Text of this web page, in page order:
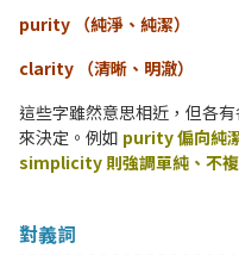
purity （純淨、純潔）
clarity （清晰、明澈）
這些字雖然意思相近，但各
來決定。例如 purity 偏向純
simplicity 則強調單純、不
對義詞